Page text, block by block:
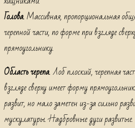
Голова.Массивная, пропорциональная
черепной части, по форме при взгляде
прямоугольнику.
Область черепа.Лоб плоский, черепная
взгляде сверху имеет форму
развит, но мало заметен из-за сильно
мускулатуры. Надбровные дуги развитые.